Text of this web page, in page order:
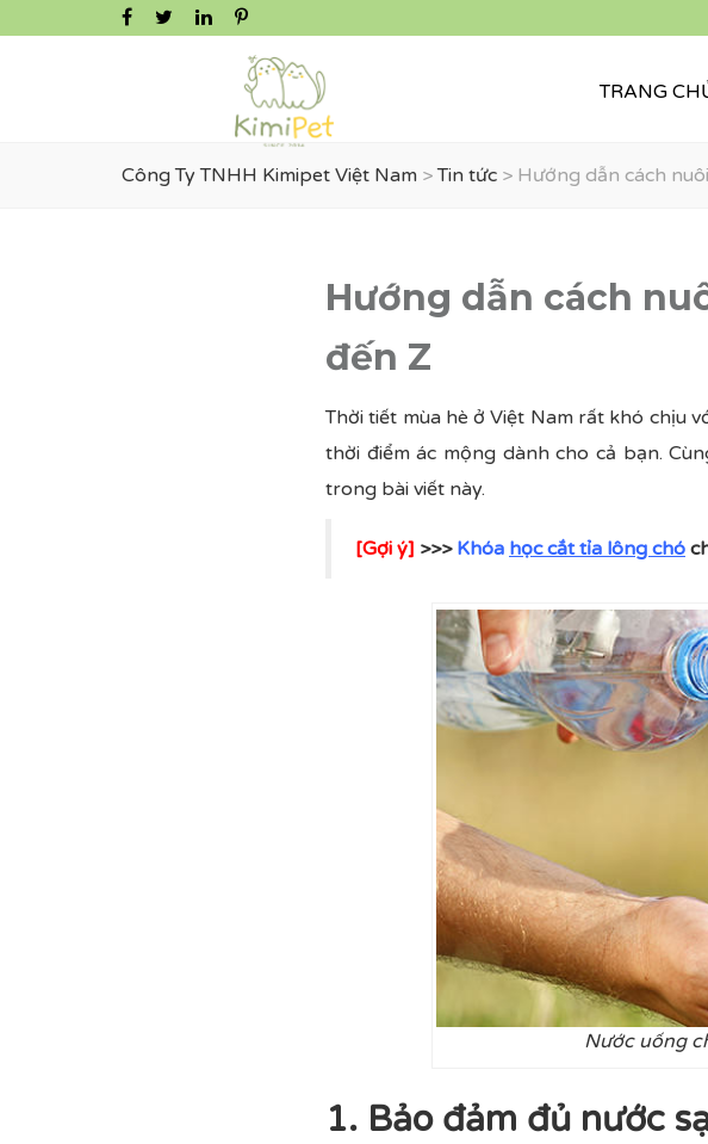
TRANG
Công Ty TNHH Kimipet Việt Nam >Tin tức > Hướng dẫn cách
Hướng dẫn cách
đến Z
Thời tiết mùa hè ở Việt Nam rất khó chịu
thời điểm ác mộng dành cho cả bạn.
trong bài viết này.
[Gợi ý] >>> Khóa học cắt tỉa lông chó
Nước uống
1. Bảo đảm đủ nước